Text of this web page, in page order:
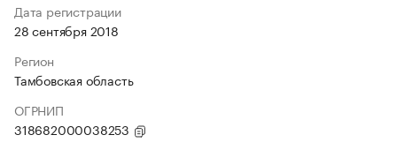
Дата регистрации
28 сентября 2018
Регион
Тамбовская область
ОГРНИП
318682000038253